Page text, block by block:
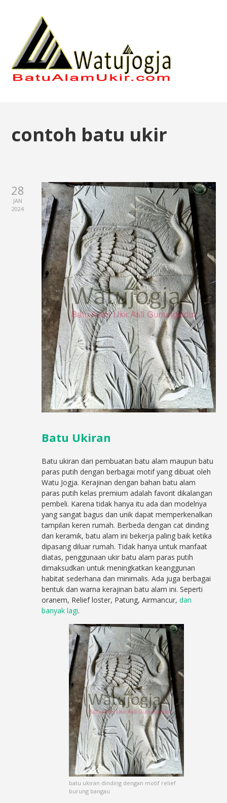
contoh batu ukir
28
JAN
2024
Batu Ukiran
Batu ukiran dari pembuatan batu alam maupun batu
paras putih dengan berbagai motif yang dibuat oleh
Watu Jogja. Kerajinan dengan bahan batu alam
paras putih kelas premium adalah favorit dikalangan
pembeli. Karena tidak hanya itu ada dan modelnya
yang sangat bagus dan unik dapat memperkenalkan
tampilan keren rumah. Berbeda dengan cat dinding
dan keramik, batu alam ini bekerja paling baik ketika
dipasang diluar rumah. Tidak hanya untuk manfaat
diatas, penggunaan ukir batu alam paras putih
dimaksudkan untuk meningkatkan keanggunan
habitat sederhana dan minimalis. Ada juga berbagai
bentuk dan warna kerajinan batu alam ini. Seperti
oranem, Relief loster, Patung, Airmancur,dan
banyak lagi.
batu ukiran dinding dengan motif relief
burung bangau